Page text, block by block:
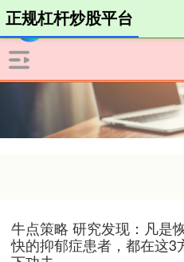
正规杠杆炒股平台
牛点策略 研究发现：凡是
快的抑郁症患者，都在这3